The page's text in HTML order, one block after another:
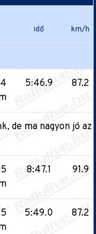
idő km/h
5:46.9 87.2
de ma nagyon jó
8:47.1 91.9
5:49.0 87.2